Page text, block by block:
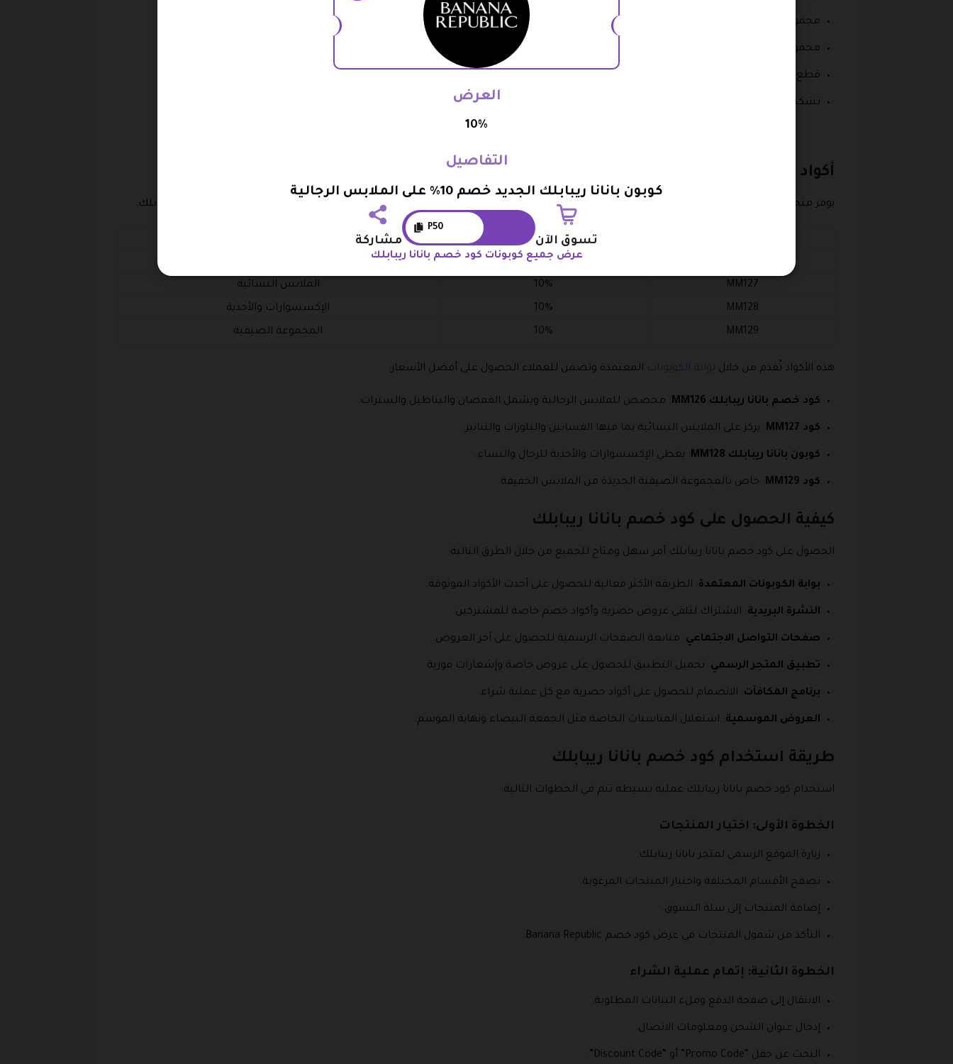
مجموعة الربيع والصيف.
مجموعة الخريف والشتاء.
قطع محدودة الإصدار.
تشكيلات خاصة بالمناسبات.
أكواد الخصم المتاحة وأهم العروض
يوفر متجر بانانا ريبابلك مجموعة متنوعة من أكواد الخصم التي تناسب مختلف الاحتياجات والمناسبات فقط عليك ان تقوم بنسخ كود خصم بانانا ريبابلك:
نسبة الخصم
10%
MM127
10% الملابس النسائية
MM128
10% الإكسسوارات والأحذية
MM129
10% المجموعة الصيفية
هذه الأكواد تُقدم من خلال بوابة الكوبونات المعتمدة وتضمن للعملاء الحصول على أفضل الأسعار:
كود خصم بانانا ريبابلك MM126 : مخصص للملابس الرجالية ويشمل القمصان والبناطيل والسترات.
كود MM127 : يركز على الملابس النسائية بما فيها الفساتين والبلوزات والتنانير.
كوبون بانانا ريبابلك MM128 : يغطي الإكسسوارات والأحذية للرجال والنساء.
كود MM129 : خاص بالمجموعة الصيفية الجديدة من الملابس الخفيفة.
كيفية الحصول على كود خصم بانانا ريبابلك
الحصول على كود خصم بانانا ريبابلك أمر سهل ومتاح للجميع من خلال الطرق التالية:
بوابة الكوبونات المعتمدة: الطريقة الأكثر فعالية للحصول على أحدث الأكواد الموثوقة.
النشرة البريدية: الاشتراك لتلقي عروض حصرية وأكواد خصم خاصة للمشتركين.
صفحات التواصل الاجتماعي: متابعة الصفحات الرسمية للحصول على آخر العروض.
تطبيق المتجر الرسمي: تحميل التطبيق للحصول على عروض خاصة وإشعارات فورية.
برنامج المكافآت: الانضمام للحصول على أكواد حصرية مع كل عملية شراء.
العروض الموسمية: استغلال المناسبات الخاصة مثل الجمعة البيضاء ونهاية الموسم.
طريقة استخدام كود خصم بانانا ريبابلك
استخدام كود خصم بانانا ريبابلك عملية بسيطة تتم في الخطوات التالية:
الخطوة الأولى: اختيار المنتجات
زيارة الموقع الرسمي لمتجر بانانا ريبابلك.
تصفح الأقسام المختلفة واختيار المنتجات المرغوبة.
إضافة المنتجات إلى سلة التسوق.
التأكد من شمول المنتجات في عرض كود خصم Banana Republic.
الخطوة الثانية: إتمام عملية الشراء
الانتقال إلى صفحة الدفع وملء البيانات المطلوبة.
إدخال عنوان الشحن ومعلومات الاتصال.
البحث عن حقل “Promo Code” أو “Discount Code”.
العرض
10%
التفاصيل
كوبون بانانا ريبابلك الجديد خصم 10% على الملابس الرجالية
تسوق الآن
P50
مشاركة
عرض جميع كوبونات كود خصم بانانا ريبابلك